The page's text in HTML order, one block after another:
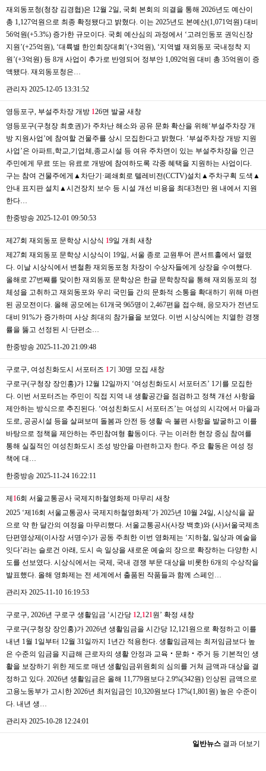
재외동포청(청장 김경협)은 12월 2일, 국회 본회의 의결을 통해 2026년도 예산이
총 1,127억원으로 최종 확정됐다고 밝혔다. 이는 2025년도 본예산(1,071억원) 대비
56억원(+5.3%) 증가한 규모이다. 국회 예산심의 과정에서 ‘고려인동포 권익신장
지원’(+25억원), ‘대륙별 한인회장대회’(+3억원), ‘지역별 재외동포 국내정착 지
원’(+3억원) 등 8개 사업이 추가로 반영되어 정부안 1,092억원 대비 총 35억원이 증
액됐다. 재외동포청은…
관리자 2025-12-05 13:31:52
영등포구, 부설주차장 개방 126면 발굴 새창
영등포구(구청장 최호권)가 주차난 해소와 공유 문화 확산을 위해‘부설주차장 개
방 지원사업’에 참여할 건물주를 상시 모집한다고 밝혔다. ‘부설주차장 개방 지원
사업’은 아파트,학교,기업체,종교시설 등 여유 주차면이 있는 부설주차장을 인근
주민에게 무료 또는 유료로 개방에 참여하도록 각종 혜택을 지원하는 사업이다.
구는 참여 건물주에게▲차단기·폐쇄회로 텔레비전(CCTV)설치▲주차구획 도색▲
안내 표지판 설치▲시건장치 보수 등 시설 개선 비용을 최대3천만 원 내에서 지원
한다…
한중방송 2025-12-01 09:50:53
제27회 재외동포 문학상 시상식 19일 개최 새창
제27회 재외동포 문학상 시상식이 19일, 서울 종로 교원투어 콘서트홀에서 열렸
다. 이날 시상식에서 변철환 재외동포청 차장이 수상자들에게 상장을 수여했다.
올해로 27번째를 맞이한 재외동포 문학상은 한글 문학창작을 통해 재외동포의 정
체성을 고취하고 재외동포와 우리 국민들 간의 문화적 소통을 확대하기 위해 마련
된 공모전이다. 올해 공모에는 61개국 965명이 2,467편을 접수해, 응모자가 전년도
대비 91%가 증가하며 사상 최대의 참가율을 보였다. 이번 시상식에는 치열한 경쟁
률을 뚫고 선정된 시·단편소…
한중방송 2025-11-20 21:09:48
구로구, 여성친화도시 서포터즈 1 기 30명 모집 새창
구로구(구청장 장인홍)가 12월 12일까지 ‘여성친화도시 서포터즈’ 1기를 모집한
다. 이번 서포터즈는 주민이 직접 지역 내 생활공간을 점검하고 정책 개선 사항을
제안하는 방식으로 추진된다. ‘여성친화도시 서포터즈’는 여성의 시각에서 마을과
도로, 공공시설 등을 살펴보며 돌봄과 안전 등 생활 속 불편 사항을 발굴하고 이를
바탕으로 정책을 제안하는 주민참여형 활동이다. 구는 이러한 현장 중심 참여를
통해 실질적인 여성친화도시 조성 방안을 마련하고자 한다. 주요 활동은 여성 정
책에 대…
한중방송 2025-11-24 16:22:11
제16회 서울교통공사 국제지하철영화제 마무리 새창
2025 ‘제16회 서울교통공사 국제지하철영화제’가 2025년 10월 24일, 시상식을 끝
으로 약 한 달간의 여정을 마무리했다. 서울교통공사(사장 백호)와 (사)서울국제초
단편영상제(이사장 서명수)가 공동 주최한 이번 영화제는 ‘지하철, 일상과 예술을
잇다’라는 슬로건 아래, 도시 속 일상을 새로운 예술의 장으로 확장하는 다양한 시
도를 선보였다. 시상식에서는 국제, 국내 경쟁 부문 대상을 비롯한 6개의 수상작을
발표했다. 올해 영화제는 전 세계에서 출품된 작품들과 함께 스페인…
관리자 2025-11-10 16:19:53
구로구, 2026년 구로구 생활임금 ‘시간당 12, 121 원’ 확정 새창
구로구(구청장 장인홍)가 2026년 생활임금을 시간당 12,121원으로 확정하고 이를
내년 1월 1일부터 12월 31일까지 1년간 적용한다. 생활임금제는 최저임금보다 높
은 수준의 임금을 지급해 근로자의 생활 안정과 교육‧문화‧주거 등 기본적인 생
활을 보장하기 위한 제도로 매년 생활임금위원회의 심의를 거쳐 금액과 대상을 결
정하고 있다. 2026년 생활임금은 올해 11,779원보다 2.9%(342원) 인상된 금액으로
고용노동부가 고시한 2026년 최저임금인 10,320원보다 17%(1,801원) 높은 수준이
다. 내년 생…
관리자 2025-10-28 12:24:01
일반뉴스 결과 더보기